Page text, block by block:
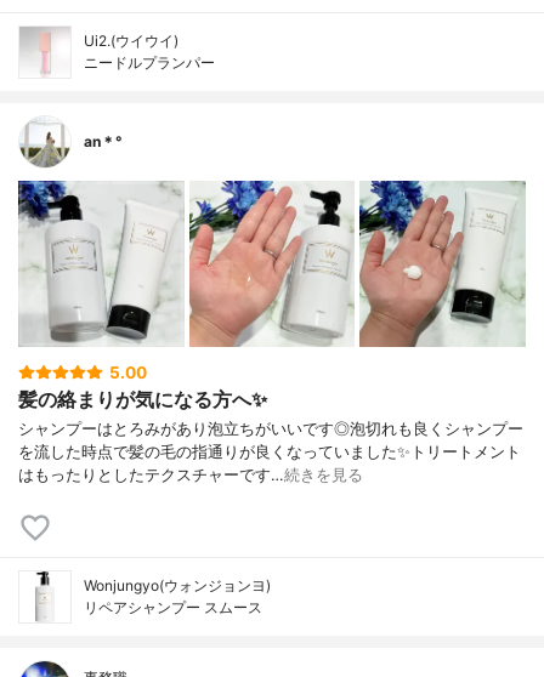
Ui2.(ウイウイ)
ニードルプランパー
an＊°
5.00
髪の絡まりが気になる方へ✨
シャンプーはとろみがあり泡立ちがいいです◎泡切れも良くシャンプー
を流した時点で髪の毛の指通りが良くなっていました✨トリートメント
はもったりとしたテクスチャーです…続きを見る
Wonjungyo(ウォンジョンヨ)
リペアシャンプー スムース